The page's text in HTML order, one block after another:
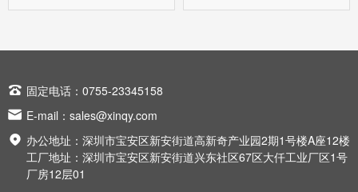
 固定电话：0755-23345158
 E-mail： sales@xinqy.com
 办公地址：深圳市宝安区新安街道高新奇产业园2期1号楼A座12楼
工厂地址：深圳市宝安区新安街道兴东社区67区大仟工业厂区1号
厂房12层01